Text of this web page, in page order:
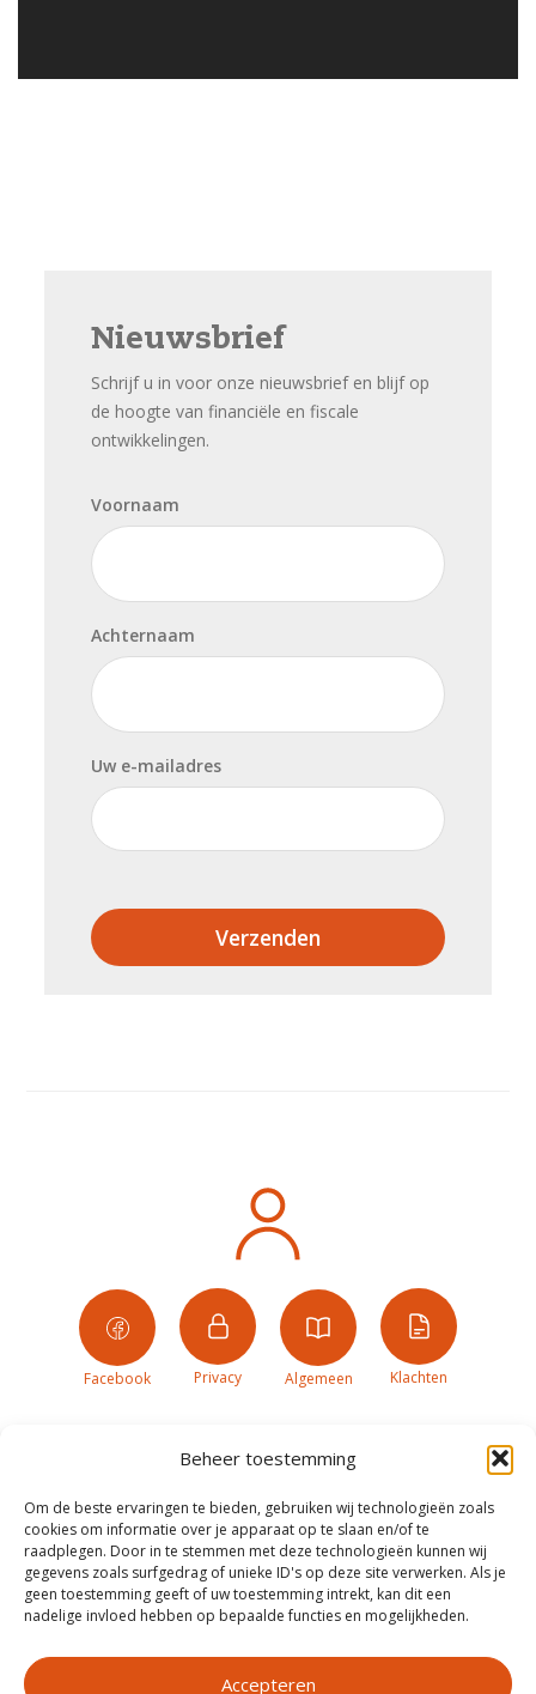
Beheer toestemming
Om de beste ervaringen te bieden, gebruiken wij technologieën zoals
cookies om informatie over je apparaat op te slaan en/of te
raadplegen. Door in te stemmen met deze technologieën kunnen wij
gegevens zoals surfgedrag of unieke ID's op deze site verwerken. Als je
geen toestemming geeft of uw toestemming intrekt, kan dit een
nadelige invloed hebben op bepaalde functies en mogelijkheden.
Accepteren
Nieuwsbrief
Schrijf u in voor onze nieuwsbrief en blijf op
de hoogte van financiële en fiscale
ontwikkelingen.
Voornaam
Achternaam
Uw e-mailadres
Verzenden
Facebook Privacy Algemeen Klachten